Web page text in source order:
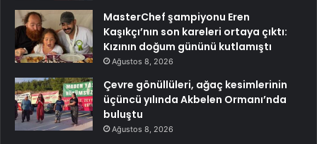
MasterChef şampiyonu Eren
Kaşıkçı’nın son kareleri ortaya çıktı:
Kızının doğum gününü kutlamıştı
Ağustos 8, 2026
Çevre gönüllüleri, ağaç kesimlerinin
üçüncü yılında Akbelen Ormanı’nda
buluştu
Ağustos 8, 2026